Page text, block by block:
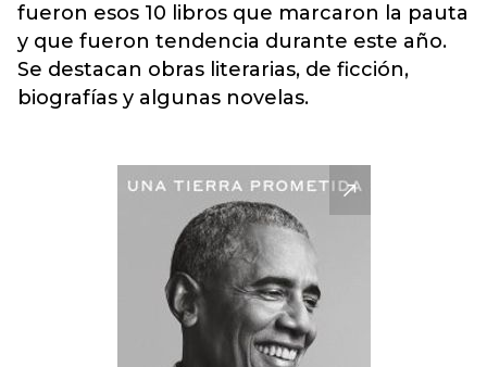
fueron esos 10 libros que marcaron la pauta
y que fueron tendencia durante este año.
Se destacan obras literarias, de ficción,
biografías y algunas novelas.